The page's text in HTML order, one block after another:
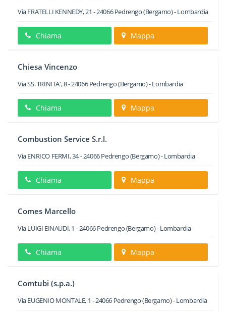
Via FRATELLI KENNEDY, 21 -24066 Pedrengo(Bergamo) -Lombardia
Chiama Mappa
Chiesa Vincenzo
Via SS. TRINITA', 8-24066 Pedrengo(Bergamo) -Lombardia
Chiama Mappa
Combustion Service S.r.l.
Via ENRICO FERMI, 34-24066Pedrengo(Bergamo) -Lombardia
Chiama Mappa
Comes Marcello
Via LUIGI EINAUDI, 1 -24066Pedrengo(Bergamo) -Lombardia
Chiama Mappa
Comtubi (s.p.a.)
Via EUGENIO MONTALE, 1 -24066 Pedrengo(Bergamo) -Lombardia